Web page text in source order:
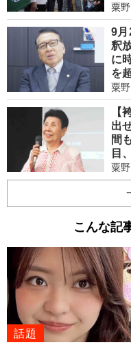
粟
9
釈
に
を
粟
【
出
間
目
粟
こんな記
話題